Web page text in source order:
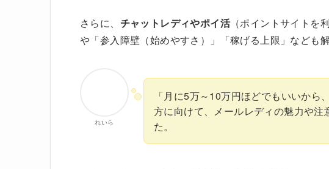
さらに、 チャットレディやポイ活（ポイントサイトを
や「参入障壁（始めやすさ）」「稼げる上限」なども解
れいら
「月に5万～10万円ほどでもいいから
方に向けて、メールレディの魅力や注
た。